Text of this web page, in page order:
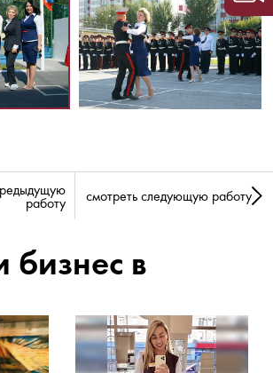
работу смотреть следующую работу
в